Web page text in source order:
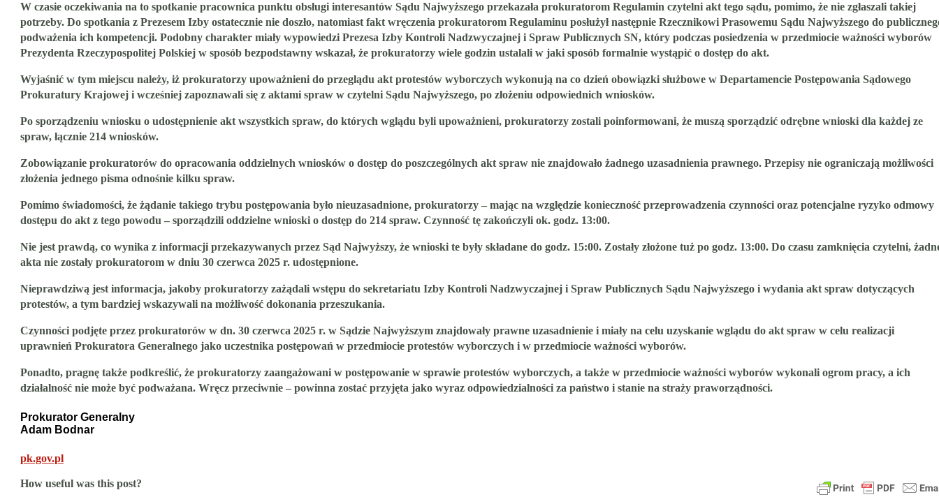
W czasie oczekiwania na to spotkanie pracownica punktu obsługi interesantów Sądu Najwyższego przekazała prokuratorom Regulamin czytelni akt tego sądu, pomimo, że nie zgłaszali takiej
potrzeby. Do spotkania z Prezesem Izby ostatecznie nie doszło, natomiast fakt wręczenia prokuratorom Regulaminu posłużył następnie Rzecznikowi Prasowemu Sądu Najwyższego do
podważenia ich kompetencji. Podobny charakter miały wypowiedzi Prezesa Izby Kontroli Nadzwyczajnej i Spraw Publicznych SN, który podczas posiedzenia w przedmiocie ważności wyborów
Prezydenta Rzeczypospolitej Polskiej w sposób bezpodstawny wskazał, że prokuratorzy wiele godzin ustalali w jaki sposób formalnie wystąpić o dostęp do akt.
Wyjaśnić w tym miejscu należy, iż prokuratorzy upoważnieni do przeglądu akt protestów wyborczych wykonują na co dzień obowiązki służbowe w Departamencie Postępowania Sądowego
Prokuratury Krajowej i wcześniej zapoznawali się z aktami spraw w czytelni Sądu Najwyższego, po złożeniu odpowiednich wniosków.
Po sporządzeniu wniosku o udostępnienie akt wszystkich spraw, do których wglądu byli upoważnieni, prokuratorzy zostali poinformowani, że muszą sporządzić odrębne wnioski dla każdej ze
spraw, łącznie 214 wniosków.
Zobowiązanie prokuratorów do opracowania oddzielnych wniosków o dostęp do poszczególnych akt spraw nie znajdowało żadnego uzasadnienia prawnego. Przepisy nie ograniczają możliwości
złożenia jednego pisma odnośnie kilku spraw.
Pomimo świadomości, że żądanie takiego trybu postępowania było nieuzasadnione, prokuratorzy – mając na względzie konieczność przeprowadzenia czynności oraz potencjalne ryzyko odmowy
dostępu do akt z tego powodu – sporządzili oddzielne wnioski o dostęp do 214 spraw. Czynność tę zakończyli ok. godz. 13:00.
Nie jest prawdą, co wynika z informacji przekazywanych przez Sąd Najwyższy, że wnioski te były składane do godz. 15:00. Zostały złożone tuż po godz. 13:00. Do czasu zamknięcia czytelni,
akta nie zostały prokuratorom w dniu 30 czerwca 2025 r. udostępnione.
Nieprawdziwą jest informacja, jakoby prokuratorzy zażądali wstępu do sekretariatu Izby Kontroli Nadzwyczajnej i Spraw Publicznych Sądu Najwyższego i wydania akt spraw dotyczących
protestów, a tym bardziej wskazywali na możliwość dokonania przeszukania.
Czynności podjęte przez prokuratorów w dn. 30 czerwca 2025 r. w Sądzie Najwyższym znajdowały prawne uzasadnienie i miały na celu uzyskanie wglądu do akt spraw w celu realizacji
uprawnień Prokuratora Generalnego jako uczestnika postępowań w przedmiocie protestów wyborczych i w przedmiocie ważności wyborów.
Ponadto, pragnę także podkreślić, że prokuratorzy zaangażowani w postępowanie w sprawie protestów wyborczych, a także w przedmiocie ważności wyborów wykonali ogrom pracy, a ich
działalność nie może być podważana. Wręcz przeciwnie – powinna zostać przyjęta jako wyraz odpowiedzialności za państwo i stanie na straży praworządności.
Prokurator Generalny
Adam Bodnar
pk.gov.pl
How useful was this post?